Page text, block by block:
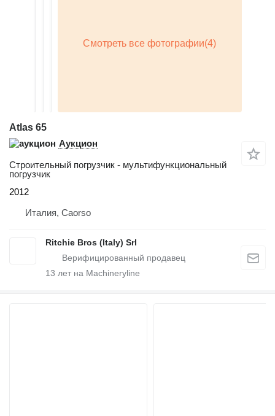
Atlas 65
Аукцион
Строительный погрузчик - мультифункциональный
погрузчик
2012
Италия, Caorso
Ritchie Bros (Italy) Srl
13 лет на Machineryline